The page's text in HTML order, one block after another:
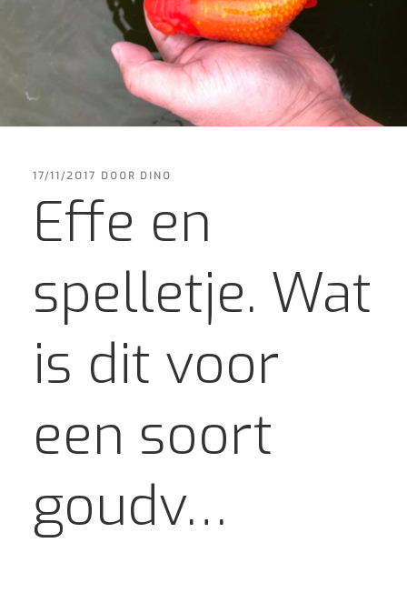
GEPLAATST
17/11/2017 DOOR DINO
Effe en
spelletje. Wat
is dit voor
een soort
goudv…